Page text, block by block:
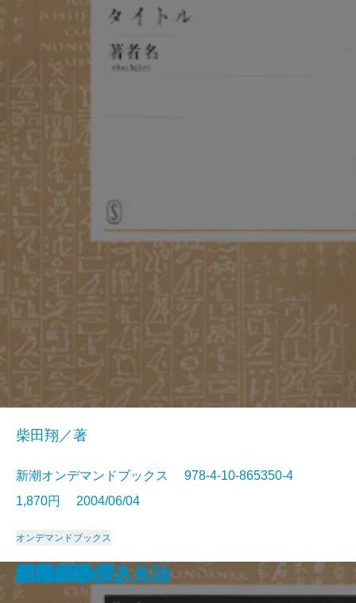
大変だァ
千人斬り
あだし野
千輪の華
旗本退屈男
雪之丞変化(上)
雪之丞変化(下)
国定忠治
青の魔性
立ち盡す明日
柴田翔／著
新潮オンデマンドブックス 978-4-10-865350-4
1,870円 2004/06/04
オンデマンドブックス
結婚式
パットお嬢さん
愛をめぐる人生論
玉椿物語(上)
玉椿物語(下)
巨人の磯
女体幻想
春朧(上)
春朧(下)
無罪